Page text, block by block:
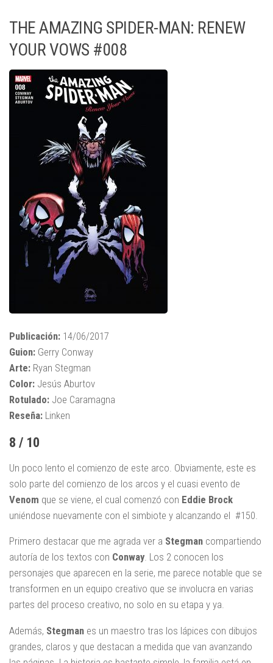
THE AMAZING SPIDER-MAN: RENEW
YOUR VOWS #008
Publicación: 14/06/2017
Guion: Gerry Conway
Arte: Ryan Stegman
Color: Jesús Aburtov
Rotulado: Joe Caramagna
Reseña: Linken
8 / 10
Un poco lento el comienzo de este arco. Obviamente, este es
solo parte del comienzo de los arcos y el cuasi evento de
Venom que se viene, el cual comenzó con Eddie Brock
uniéndose nuevamente con el simbiote y alcanzando el #150.
Primero destacar que me agrada ver a Stegman compartiendo
autoría de los textos con Conway. Los 2 conocen los
personajes que aparecen en la serie, me parece notable que se
transformen en un equipo creativo que se involucra en varias
partes del proceso creativo, no solo en su etapa y ya.
Además, Stegman es un maestro tras los lápices con dibujos
grandes, claros y que destacan a medida que van avanzando